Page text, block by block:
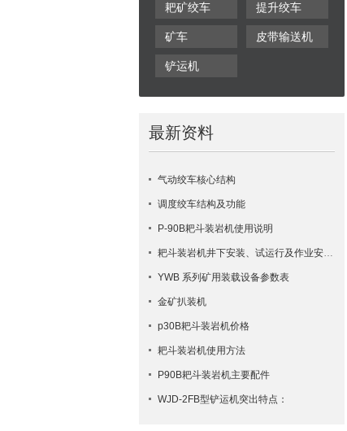
耙矿绞车 提升绞车
矿车 皮带输送机
铲运机
最新资料
气动绞车核心结构
调度绞车结构及功能
P-90B耙斗装岩机使用说明
耙斗装岩机井下安装、试运行及作业安全要点
YWB 系列矿用装载设备参数表
金矿扒装机
p30B耙斗装岩机价格
耙斗装岩机使用方法
​P90B耙斗装岩机主要配件
WJD-2FB型铲运机突出特点：